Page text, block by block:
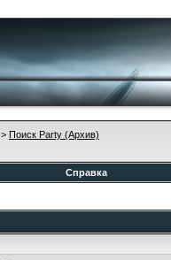
> Поиск Party (Архив)
Справка